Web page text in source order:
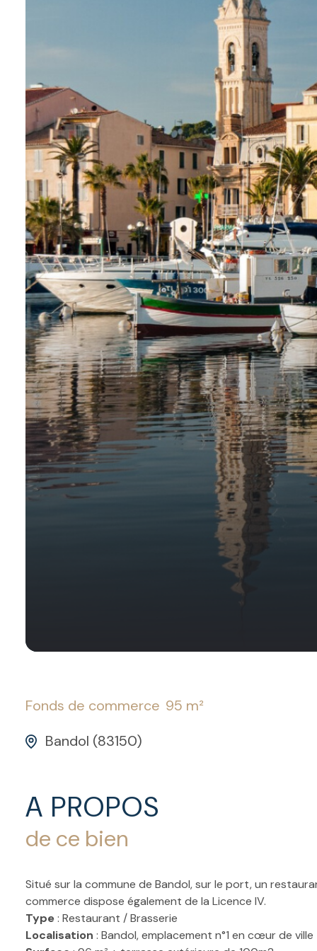
Fonds de commerce 95 m²
Bandol (83150)
A PROPOS
de ce bien
Situé sur la commune de Bandol, sur le port, un
commerce dispose également de la Licence IV.
Type: Restaurant / Brasserie
Localisation : Bandol, emplacement n°1 en cœur de ville